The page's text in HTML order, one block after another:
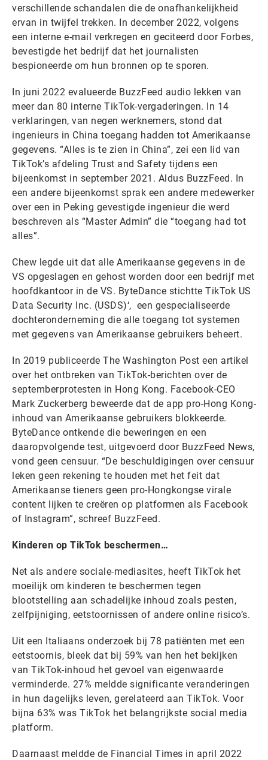
verschillende schandalen die de onafhankelijkheid
ervan in twijfel trekken. In december 2022, volgens
een interne e-mail verkregen en geciteerd door Forbes,
bevestigde het bedrijf dat het journalisten
bespioneerde om hun bronnen op te sporen.
In juni 2022 evalueerde BuzzFeed audio lekken van
meer dan 80 interne TikTok-vergaderingen. In 14
verklaringen, van negen werknemers, stond dat
ingenieurs in China toegang hadden tot Amerikaanse
gegevens. “Alles is te zien in China”, zei een lid van
TikTok’s afdeling Trust and Safety tijdens een
bijeenkomst in september 2021. Aldus BuzzFeed. In
een andere bijeenkomst sprak een andere medewerker
over een in Peking gevestigde ingenieur die werd
beschreven als “Master Admin” die “toegang had tot
alles”.
Chew legde uit dat alle Amerikaanse gegevens in de
VS opgeslagen en gehost worden door een bedrijf met
hoofdkantoor in de VS. ByteDance stichtte TikTok US
Data Security Inc. (USDS)‘, een gespecialiseerde
dochteronderneming die alle toegang tot systemen
met gegevens van Amerikaanse gebruikers beheert.
In 2019 publiceerde The Washington Post een artikel
over het ontbreken van TikTok-berichten over de
septemberprotesten in Hong Kong. Facebook-CEO
Mark Zuckerberg beweerde dat de app pro-Hong Kong-
inhoud van Amerikaanse gebruikers blokkeerde.
ByteDance ontkende die beweringen en een
daaropvolgende test, uitgevoerd door BuzzFeed News,
vond geen censuur. “De beschuldigingen over censuur
leken geen rekening te houden met het feit dat
Amerikaanse tieners geen pro-Hongkongse virale
content lijken te creëren op platformen als Facebook
of Instagram”, schreef BuzzFeed.
Kinderen op TikTok beschermen…
Net als andere sociale-mediasites, heeft TikTok het
moeilijk om kinderen te beschermen tegen
blootstelling aan schadelijke inhoud zoals pesten,
zelfpijniging, eetstoornissen of andere online risico’s.
Uit een Italiaans onderzoek bij 78 patiënten met een
eetstoornis, bleek dat bij 59% van hen het bekijken
van TikTok-inhoud het gevoel van eigenwaarde
verminderde. 27% meldde significante veranderingen
in hun dagelijks leven, gerelateerd aan TikTok. Voor
bijna 63% was TikTok het belangrijkste social media
platform.
Daarnaast meldde de Financial Times in april 2022